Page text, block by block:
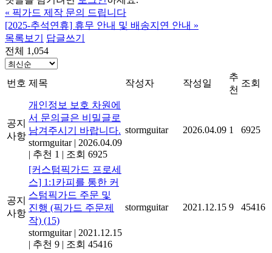
« 픽가드 제작 문의 드립니다
[2025-추석연휴] 휴무 안내 및 배송지연 안내 »
목록보기
답글쓰기
전체 1,054
번호 제목 작성자 작성일
추
천
조회
공지
사항
개인정보 보호 차원에
서 문의글은 비밀글로
남겨주시기 바랍니다.
stormguitar | 2026.04.09
| 추천 1 | 조회 6925
stormguitar 2026.04.09 1 6925
공지
사항
[커스텀픽가드 프로세
스] 1:1카피를 통한 커
스텀픽가드 주문 및
진행 (픽가드 주문제
작) (15)
stormguitar | 2021.12.15
| 추천 9 | 조회 45416
stormguitar 2021.12.15 9 45416